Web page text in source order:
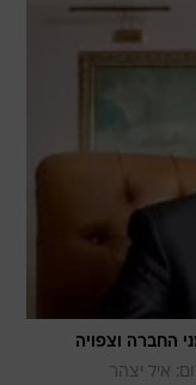
החברה וצפויה
איל יצהר